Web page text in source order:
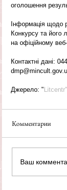
оголошення
Інформація щодо
Конкурсу та його
на офіційному
Контактні дані:
Джерело: " Litcentr"
Комментарии
Ваш